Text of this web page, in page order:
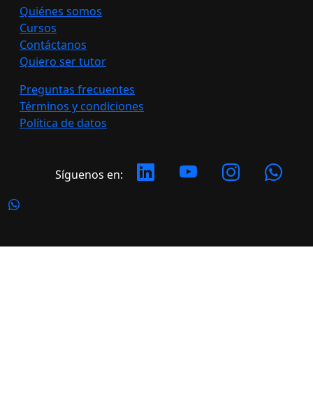
Quiénes somos
Cursos
Contáctanos
Quiero ser tutor
Preguntas frecuentes
Términos y condiciones
Política de datos
Síguenos en: